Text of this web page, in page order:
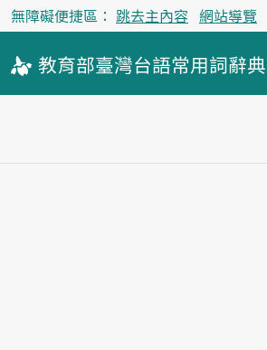
無障礙便捷區： 跳去主內容 網站導覽
教育部臺灣台語常用詞辭典